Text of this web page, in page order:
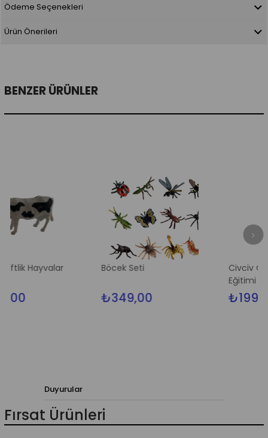
Ödeme Seçenekleri
Ürün Önerileri
BENZER ÜRÜNLER
Böcek Seti
₺349,00
Civciv Oturak
Eğitimi Lazımlık
₺199,00
Duyurular
Fırsat Ürünleri